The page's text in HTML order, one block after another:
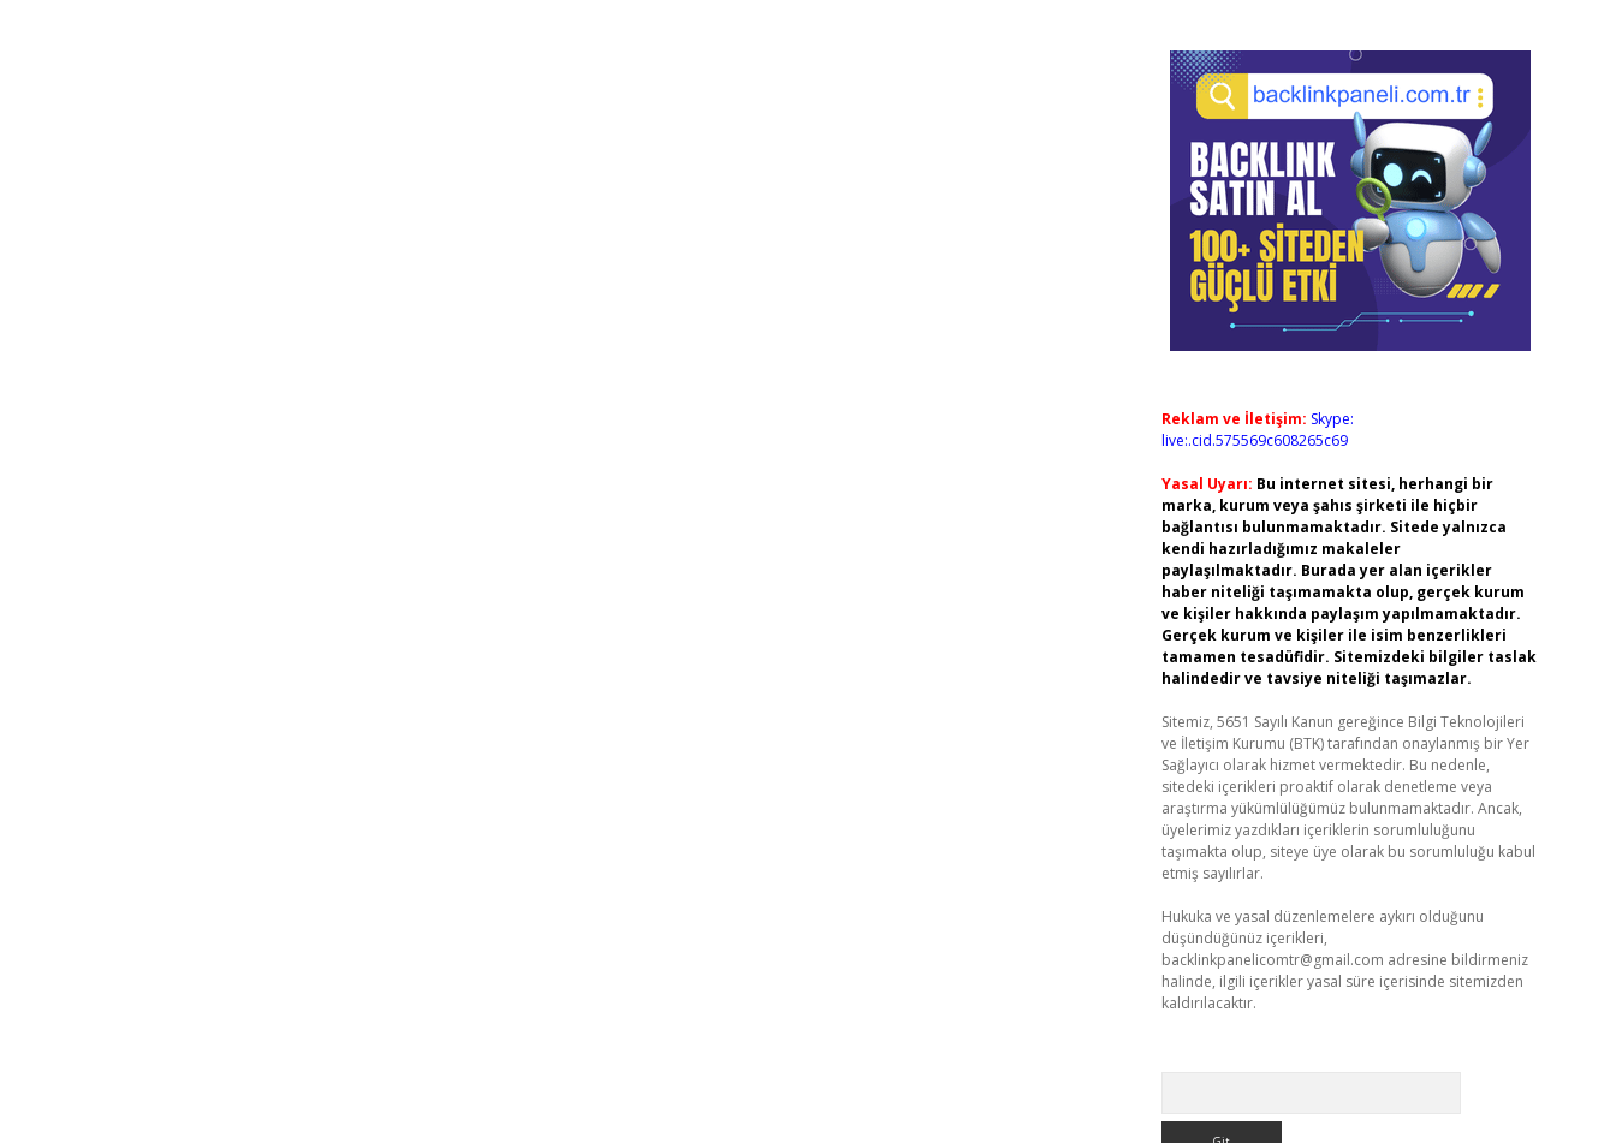
Reklam ve İletişim: Skype:
live:.cid.575569c608265c69
Yasal Uyarı: Bu internet sitesi, herhangi bir
marka, kurum veya şahıs şirketi ile hiçbir
bağlantısı bulunmamaktadır. Sitede yalnızca
kendi hazırladığımız makaleler
paylaşılmaktadır. Burada yer alan içerikler
haber niteliği taşımamakta olup, gerçek kurum
ve kişiler hakkında paylaşım yapılmamaktadır.
Gerçek kurum ve kişiler ile isim benzerlikleri
tamamen tesadüfidir. Sitemizdeki bilgiler taslak
halindedir ve tavsiye niteliği taşımazlar.
Sitemiz, 5651 Sayılı Kanun gereğince Bilgi Teknolojileri
ve İletişim Kurumu (BTK) tarafından onaylanmış bir Yer
Sağlayıcı olarak hizmet vermektedir. Bu nedenle,
sitedeki içerikleri proaktif olarak denetleme veya
araştırma yükümlülüğümüz bulunmamaktadır. Ancak,
üyelerimiz yazdıkları içeriklerin sorumluluğunu
taşımakta olup, siteye üye olarak bu sorumluluğu kabul
etmiş sayılırlar.
Hukuka ve yasal düzenlemelere aykırı olduğunu
düşündüğünüz içerikleri,
backlinkpanelicomtr@gmail.com adresine bildirmeniz
halinde, ilgili içerikler yasal süre içerisinde sitemizden
kaldırılacaktır.